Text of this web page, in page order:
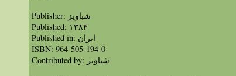
Publisher: شباویز
Published: ۱۳۸۴
Published in: ايران
ISBN: 964-505-194-0
Contributed by: شباویز